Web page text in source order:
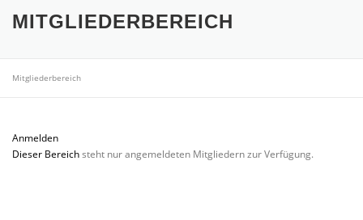
ÜBER UNS PRÜFUNGSTERMINE
ERINNERUNGEN
MITGLIEDERBEREICH
Mitgliederbereich
Anmelden
Dieser Bereichsteht nur angemeldeten Mitgliedern zur Verfügung.